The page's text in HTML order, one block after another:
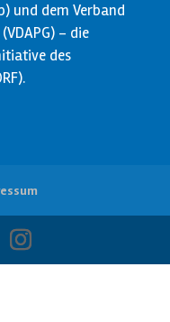
und dem Verband
- die
des